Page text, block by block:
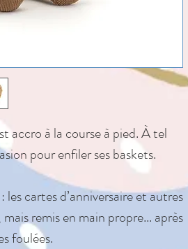
accro à la course à pied. À tel
pour enfiler ses baskets.
cartes d’anniversaire et autres
remis en main propre... après
foulées.